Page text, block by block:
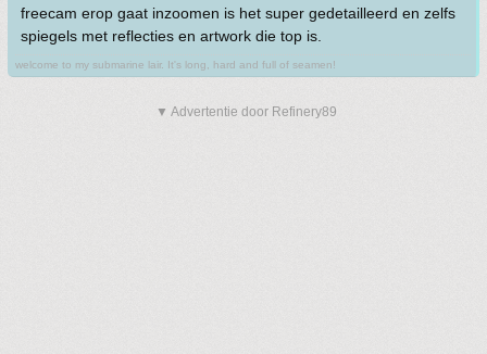
freecam erop gaat inzoomen is het super gedetailleerd en zelfs
spiegels met reflecties en artwork die top is.
welcome to my submarine lair. It's long, hard and full of seamen!
▼ Advertentie door Refinery89